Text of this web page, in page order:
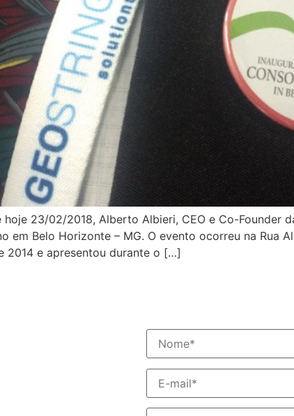
23/02/2018, Alberto Albieri, CEO e Co-Founder
em Belo Horizonte – MG. O evento ocorreu na Rua
2014 e apresentou durante o […]